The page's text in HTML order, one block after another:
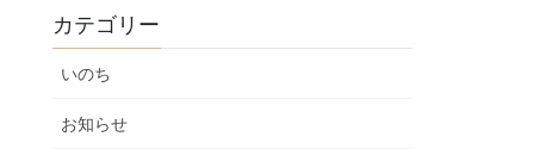
カテゴリー
いのち
お知らせ